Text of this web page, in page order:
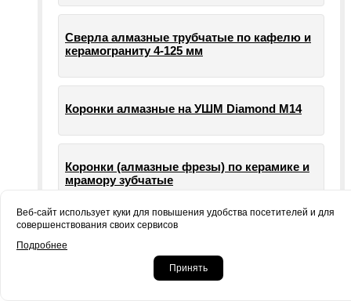
Сверла алмазные трубчатые по кафелю и
керамограниту 4-125 мм
Коронки алмазные на УШМ Diamond М14
Коронки (алмазные фрезы) по керамике и
мрамору зубчатые
машин УШМ болгарки
Веб-сайт использует куки для повышения удобства посетителей и для
совершенствования своих сервисов
Подробнее
Принять